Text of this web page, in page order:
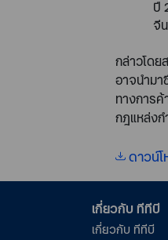
ปี
จี
กล่าวโดย
อาจนำมา
ทางการค้
กฎแหล่งก
ดาวน์โ
เกี่ยวกับ ทีทีบี
เกี่ยวกับ ทีทีบี